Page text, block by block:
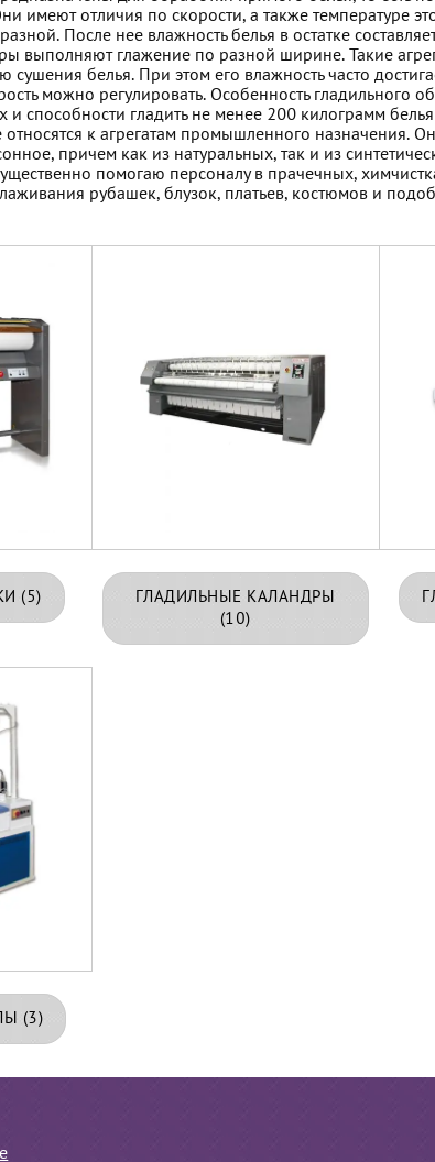
имеют отличия по скорости, а также температуре
После нее влажность белья в остатке
выполняют глажение по разной ширине. Такие
белья. При этом его влажность часто
можно регулировать. Особенность гладильного
и способности гладить не менее 200 килограмм
относятся к агрегатам промышленного назначения.
причем как из натуральных, так и из
помогаю персоналу в прачечных,
рубашек, блузок, платьев, костюмов и
(5)
ГЛАДИЛЬНЫЕ КАЛАНДРЫ
(10)
(3)